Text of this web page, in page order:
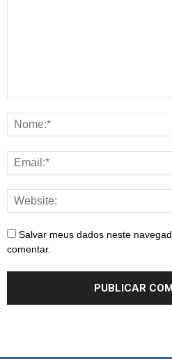
Salvar meus dados neste
comentar.